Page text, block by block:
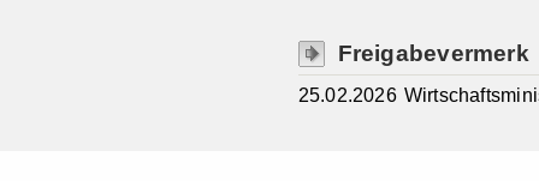
Freigabevermerk
25.02.2026